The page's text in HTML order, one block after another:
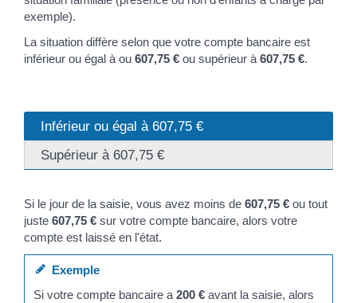
exemple).
La situation diffère selon que votre compte bancaire est
inférieur ou égal à ou 607,75 €ou supérieur à 607,75 €.
Inférieur ou égal à 607,75 €
Supérieur à 607,75 €
Si le jour de la saisie, vous avez moins de 607,75 €ou tout
juste 607,75 €sur votre compte bancaire, alors votre
compte est laissé en l'état.
Exemple
Si votre compte bancaire a200 € avant la saisie, alors